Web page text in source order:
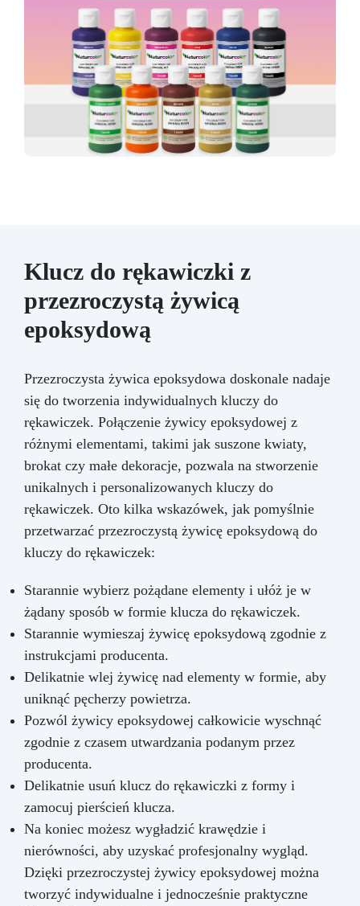
Klucz do rękawiczki z
przezroczystą żywicą
epoksydową
Przezroczysta żywica epoksydowa doskonale nadaje
się do tworzenia indywidualnych kluczy do
rękawiczek. Połączenie żywicy epoksydowej z
różnymi elementami, takimi jak suszone kwiaty,
brokat czy małe dekoracje, pozwala na stworzenie
unikalnych i personalizowanych kluczy do
rękawiczek. Oto kilka wskazówek, jak pomyślnie
przetwarzać przezroczystą żywicę epoksydową do
kluczy do rękawiczek:
Starannie wybierz pożądane elementy i ułóż je w
żądany sposób w formie klucza do rękawiczek.
Starannie wymieszaj żywicę epoksydową zgodnie z
instrukcjami producenta.
Delikatnie wlej żywicę nad elementy w formie, aby
uniknąć pęcherzy powietrza.
Pozwól żywicy epoksydowej całkowicie wyschnąć
zgodnie z czasem utwardzania podanym przez
producenta.
Delikatnie usuń klucz do rękawiczki z formy i
zamocuj pierścień klucza.
Na koniec możesz wygładzić krawędzie i
nierówności, aby uzyskać profesjonalny wygląd.
Dzięki przezroczystej żywicy epoksydowej można
tworzyć indywidualne i jednocześnie praktyczne